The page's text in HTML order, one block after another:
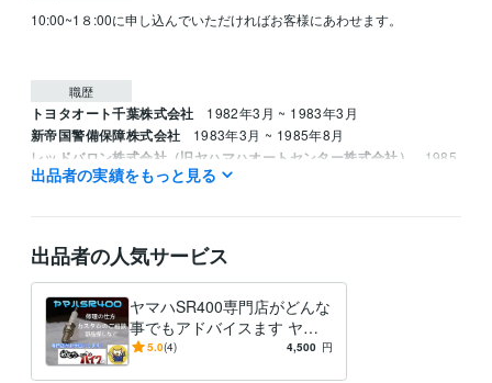
10:00~1８:00に申し込んでいただければお客様にあわせます。
職歴
トヨタオート千葉株式会社 1982年3月 ~ 1983年3月
新帝国警備保障株式会社 1983年3月 ~ 1985年8月
レッドバロン株式会社（旧ヤハマハオートセンター株式会社）
1985
年8月 ~ 1995年8月
資格・検定
ガソリン2級自動車整備士 取得年 : 1983年
普通自動車運転免許 取得年 : 1981年
普通自動二輪免許 取得年 : 1982年
中型自動車第一種運転免許 取得年 : 1980年
二級自動車整備士（ガソリン・ジーゼル・シャシ・二輪）
981年
出品者の実績をもっと見る
出品者の人気サービス
ヤマハSR400専門店がどんな
事でもアドバイスます ヤマ
ハSR400専門店が全面アドバ
5.0(4) 4,500 円